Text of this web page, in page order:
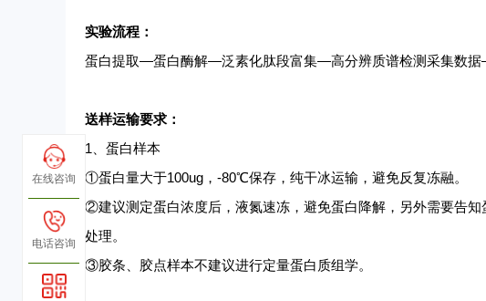
实验流程：
蛋白提取—蛋白酶解—泛素化肽段富集—高分辨质谱检测采集数
送样运输要求：
1、蛋白样本
①蛋白量大于100ug，-80℃保存，纯干冰运输，避免反复冻融。
②建议测定蛋白浓度后，液氮速冻，避免蛋白降解，另外需要告
处理。
③胶条、胶点样本不建议进行定量蛋白质组学。
在线咨询
电话咨询